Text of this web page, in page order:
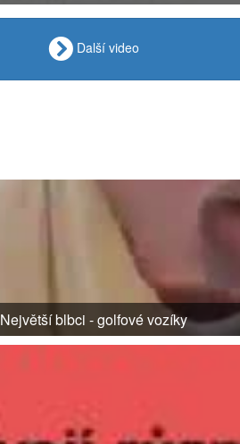
Další video
Největší blbci - golfové vozíky